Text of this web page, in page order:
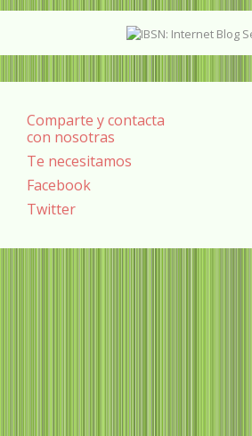
Comparte y contacta
con nosotras
Te necesitamos
Facebook
Twitter